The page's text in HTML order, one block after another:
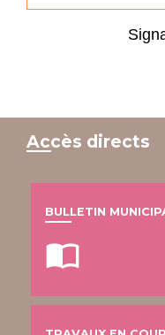
Accès directs
BULLETIN
import_contacts